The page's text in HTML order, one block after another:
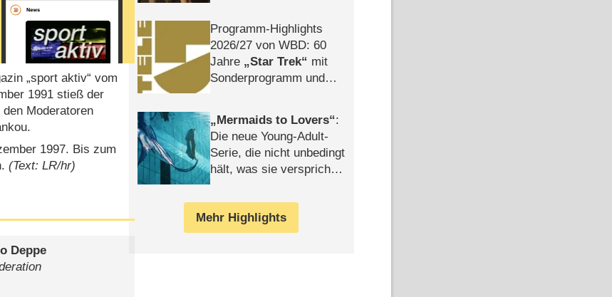
„sport aktiv“ vom
1991 stieß der
Moderatoren
1997. Bis zum
(Text: LR/hr)
Deppe
Programm-Highlights
2026/​27 von WBD: 60
Jahre
Star Trek
mit
Sonderprogramm und
Mermaids to Lovers :
Die neue Young-Adult-
Serie, die nicht unbedingt
hält, was sie verspricht –
Mehr Highlights